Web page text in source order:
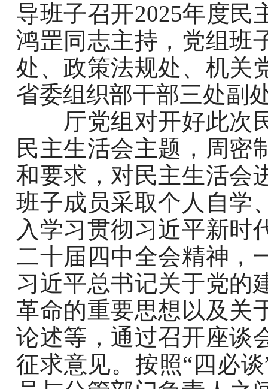
导班子召开2025年度民
鸿罡同志主持，党组班
处、政策法规处、机关
省委组织部干部三处副
厅党组对开好此次民
民主生活会主题，周密
和要求，对民主生活会
班子成员采取个人自学
入学习贯彻习近平新时
二十届四中全会精神，
习近平总书记关于党的
革命的重要思想以及关
论述等，通过召开座谈
征求意见。按照“四必